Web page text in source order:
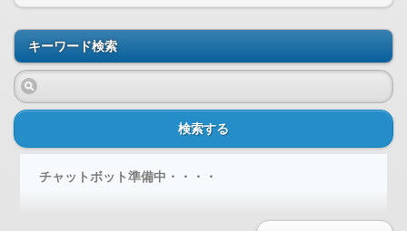
キーワード検索
検索する
チャットボット準備中・・・・